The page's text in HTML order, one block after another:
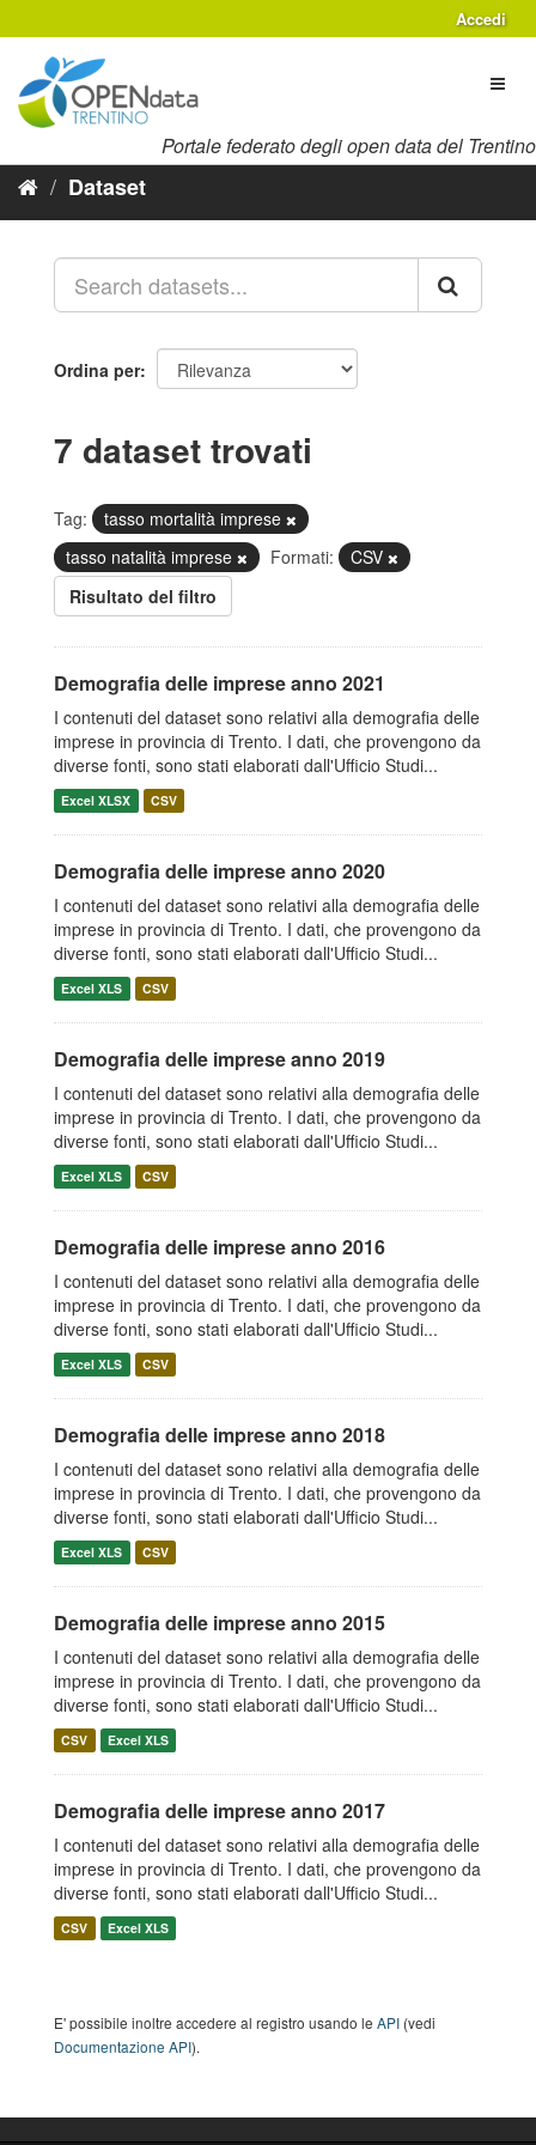
al
contenuto
Accedi
Portale federato degli open data del Trentino
Dataset
Ordina per
7 dataset trovati
Tag:
tasso mortalità imprese
tasso natalità imprese
Formati:
CSV
Risultato del filtro
Demografia delle imprese anno 2021
I contenuti del dataset sono relativi alla demografia delle
imprese in provincia di Trento. I dati, che provengono da
diverse fonti, sono stati elaborati dall'Ufficio Studi...
Excel XLSX CSV
Demografia delle imprese anno 2020
I contenuti del dataset sono relativi alla demografia delle
imprese in provincia di Trento. I dati, che provengono da
diverse fonti, sono stati elaborati dall'Ufficio Studi...
Excel XLS CSV
Demografia delle imprese anno 2019
I contenuti del dataset sono relativi alla demografia delle
imprese in provincia di Trento. I dati, che provengono da
diverse fonti, sono stati elaborati dall'Ufficio Studi...
Excel XLS CSV
Demografia delle imprese anno 2016
I contenuti del dataset sono relativi alla demografia delle
imprese in provincia di Trento. I dati, che provengono da
diverse fonti, sono stati elaborati dall'Ufficio Studi...
Excel XLS CSV
Demografia delle imprese anno 2018
I contenuti del dataset sono relativi alla demografia delle
imprese in provincia di Trento. I dati, che provengono da
diverse fonti, sono stati elaborati dall'Ufficio Studi...
Excel XLS CSV
Demografia delle imprese anno 2015
I contenuti del dataset sono relativi alla demografia delle
imprese in provincia di Trento. I dati, che provengono da
diverse fonti, sono stati elaborati dall'Ufficio Studi...
CSV Excel XLS
Demografia delle imprese anno 2017
I contenuti del dataset sono relativi alla demografia delle
imprese in provincia di Trento. I dati, che provengono da
diverse fonti, sono stati elaborati dall'Ufficio Studi...
CSV Excel XLS
E' possibile inoltre accedere al registro usando le API (vedi
Documentazione API).